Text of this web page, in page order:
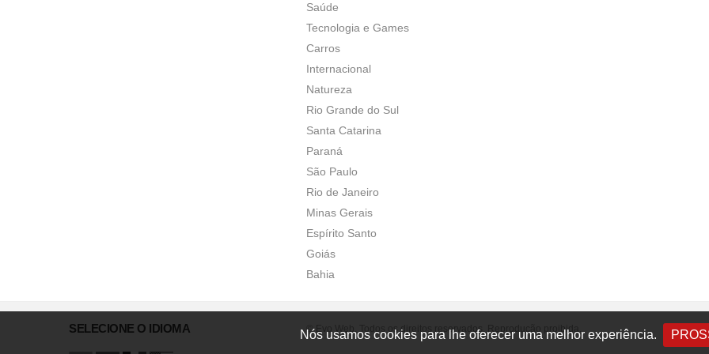
Nós usamos cookies para lhe oferecer uma melhor experiência.
Saúde
Tecnologia e Games
Carros
Internacional
Natureza
Rio Grande do Sul
Santa Catarina
Paraná
São Paulo
Rio de Janeiro
Minas Gerais
Espírito Santo
Goiás
Bahia
SELECIONE O IDIOMA © Evo Web. Todos os direitos reservados. Reprodução proibida.